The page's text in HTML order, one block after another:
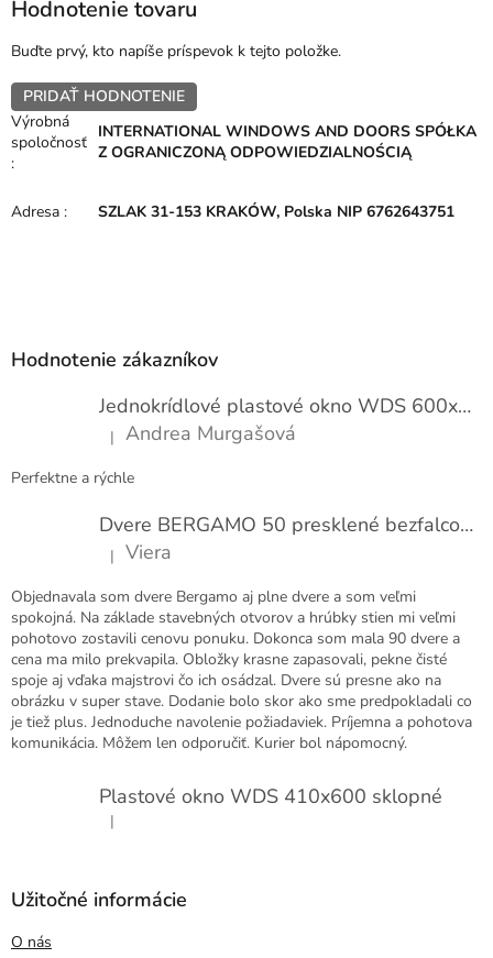
Hodnotenie tovaru
Buďte prvý, kto napíše príspevok k tejto položke.
PRIDAŤ HODNOTENIE
Výrobná
spoločnosť
:
INTERNATIONAL WINDOWS AND DOORS SPÓŁKA
Z OGRANICZONĄ ODPOWIEDZIALNOŚCIĄ
Adresa : SZLAK 31-153 KRAKÓW, Polska NIP 6762643751
Hodnotenie zákazníkov
Jednokrídlové plastové okno WDS 600x1000
Hodnotenie produktu je 5 z 5 hviezdičiek.
| Andrea Murgašová
Perfektne a rýchle
Dvere BERGAMO 50 presklené bezfalcové EXTRA
Hodnotenie produktu je 5 z 5 hviezdičiek.
| Viera
Objednavala som dvere Bergamo aj plne dvere a som veľmi
spokojná. Na základe stavebných otvorov a hrúbky stien mi veľmi
pohotovo zostavili cenovu ponuku. Dokonca som mala 90 dvere a
cena ma milo prekvapila. Obložky krasne zapasovali, pekne čisté
spoje aj vďaka majstrovi čo ich osádzal. Dvere sú presne ako na
obrázku v super stave. Dodanie bolo skor ako sme predpokladali co
je tiež plus. Jednoduche navolenie požiadaviek. Príjemna a pohotova
komunikácia. Môžem len odporučiť. Kurier bol nápomocný.
Plastové okno WDS 410x600 sklopné
Hodnotenie produktu je 5 z 5 hviezdičiek.
|
Užitočné informácie
O nás